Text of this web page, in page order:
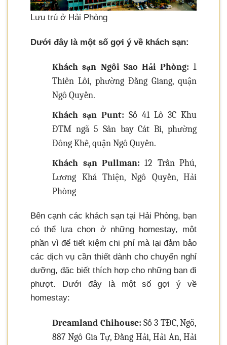
Lưu trú ở Hải Phòng
Dưới đây là một số gợi ý về khách sạn:
Khách sạn Ngôi Sao Hải Phòng: 1
Thiên Lôi, phường Đằng Giang, quận
Ngô Quyền.
Khách sạn Punt: Số 41 Lô 3C Khu
ĐTM ngã 5 Sân bay Cát Bi, phường
Đông Khê, quận Ngô Quyền.
Khách sạn Pullman: 12 Trần Phú,
Lương Khá Thiện, Ngô Quyền, Hải
Phòng
Bên cạnh các khách sạn tại Hải Phòng, bạn
có thể lựa chọn ở những homestay, một
phần vì để tiết kiệm chi phí mà lại đảm bảo
các dịch vụ cần thiết dành cho chuyến nghỉ
dưỡng, đặc biết thích hợp cho những bạn đi
phượt. Dưới đây là một số gợi ý về
homestay:
Dreamland Chihouse: Số 3 TĐC, Ngõ,
887 Ngô Gia Tự, Đằng Hải, Hải An, Hải